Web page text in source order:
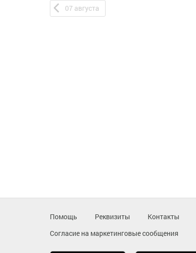
07 августа
Помощь Реквизиты Контакты
Согласие на маркетинговые сообщения